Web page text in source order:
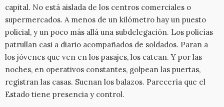
capital. No está aislada de los centros comerciales o
supermercados. A menos de un kilómetro hay un puesto
policial, y un poco más allá una subdelegación. Los policías
patrullan casi a diario acompañados de soldados. Paran a
los jóvenes que ven en los pasajes, los catean. Y por las
noches, en operativos constantes, golpean las puertas,
registran las casas. Suenan los balazos. Parecería que el
Estado tiene presencia y control.